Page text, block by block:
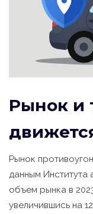
Рынок и
Рынок
данным Института
объем рынка в
увеличившись на